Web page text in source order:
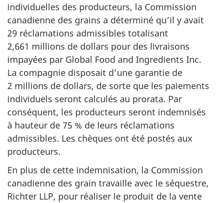
individuelles des producteurs, la Commission
canadienne des grains a déterminé qu’il y avait
29 réclamations admissibles totalisant
2,661 millions de dollars pour des livraisons
impayées par Global Food and Ingredients Inc.
La compagnie disposait d’une garantie de
2 millions de dollars, de sorte que les paiements
individuels seront calculés au prorata. Par
conséquent, les producteurs seront indemnisés
à hauteur de 75 % de leurs réclamations
admissibles. Les chèques ont été postés aux
producteurs.
En plus de cette indemnisation, la Commission
canadienne des grain travaille avec le séquestre,
Richter LLP, pour réaliser le produit de la vente